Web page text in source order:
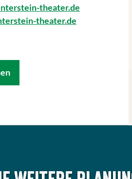
theater.de
theater.de